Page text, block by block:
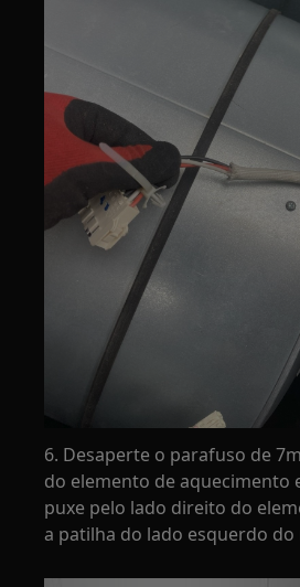
6. Desaperte o parafuso de
do elemento de aquecimento
puxe pelo lado direito do
a patilha do lado esquerdo do